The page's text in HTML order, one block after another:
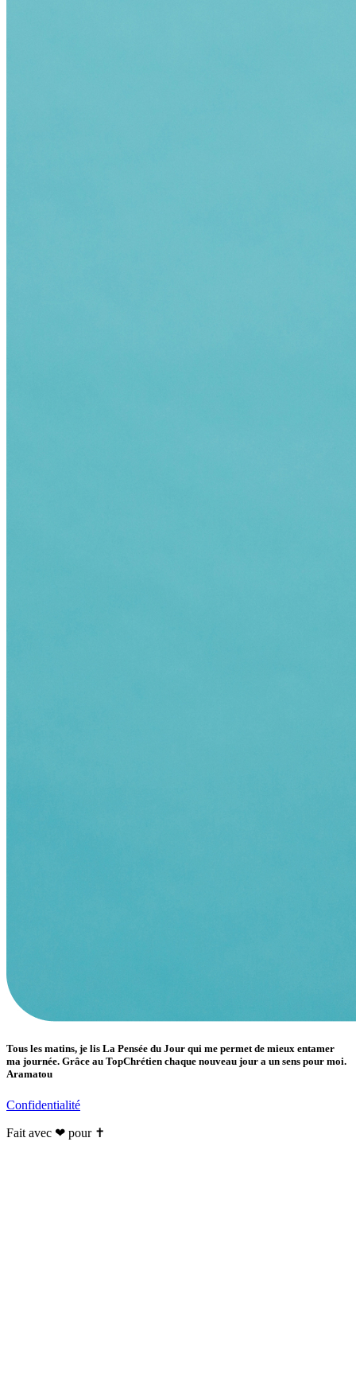
Tous les matins, je lis La Pensée du Jour qui me permet de mieux entamer
ma journée. Grâce au TopChrétien chaque nouveau jour a un sens pour moi.
Aramatou
Confidentialité
Fait avec ❤ pour ✝️️